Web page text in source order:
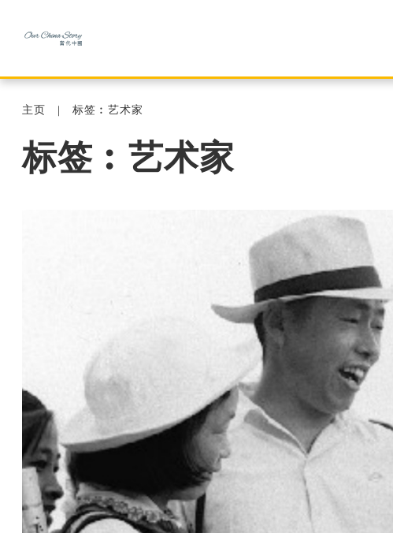
主页 标签︰艺术家
标签︰艺术家